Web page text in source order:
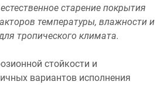
старение покрытия
температуры, влажности и
тропического климата.
стойкости и
вариантов исполнения